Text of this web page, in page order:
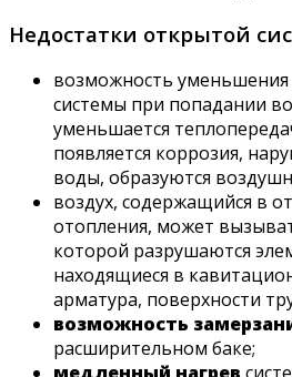
Недостатки открытой
возможность уменьшения
системы при попадании
уменьшается
появляется коррозия,
воды, образуются
воздух, содержащийся в
отопления, может
которой разрушаются
находящиеся в
арматура, поверхности
возможность
расширительном баке;